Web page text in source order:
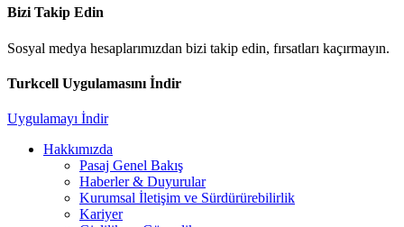
Bizi Takip Edin
Sosyal medya hesaplarımızdan bizi takip edin, fırsatları kaçırmayın.
Turkcell Uygulamasını İndir
Uygulamayı İndir
Hakkımızda
Pasaj Genel Bakış
Haberler & Duyurular
Kurumsal İletişim ve Sürdürürebilirlik
Kariyer